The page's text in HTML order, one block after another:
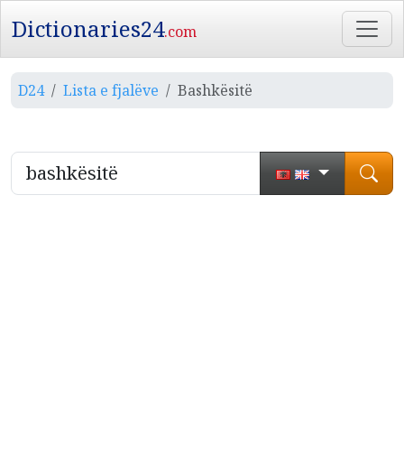
Dictionaries24.com
D24 Lista e fjalëve Bashkësitë